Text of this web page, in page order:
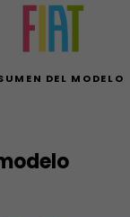
DEL MODELO